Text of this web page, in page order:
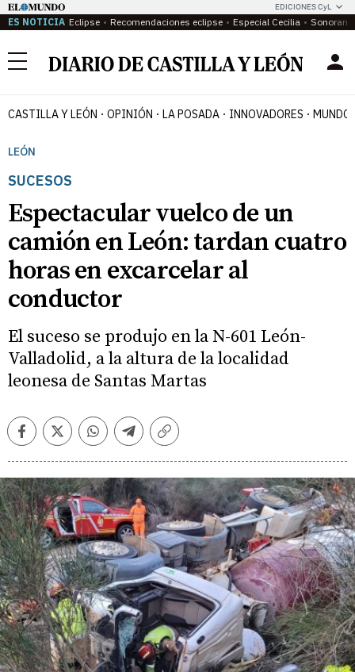
EDICIONES CyL
ES NOTICIA Eclipse Recomendaciones eclipse Especial Cecilia
Menú
CASTILLA Y LEÓN OPINIÓN LA POSADA INNOVADORES MUNDO
LEÓN
SUCESOS
Espectacular vuelco de un
camión en León: tardan cuatro
horas en excarcelar al
conductor
El suceso se produjo en la N-601 León-
Valladolid, a la altura de la localidad
leonesa de Santas Martas
FacebookTwitterWhatsappTelegramCopiar